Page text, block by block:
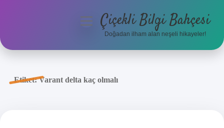
Anasayfa
menüyüÇiçekli Bilgi Bahçesi
Doğadan ilham alan neşeli hikayeler!
Etiket:Varant delta kaç olmalı